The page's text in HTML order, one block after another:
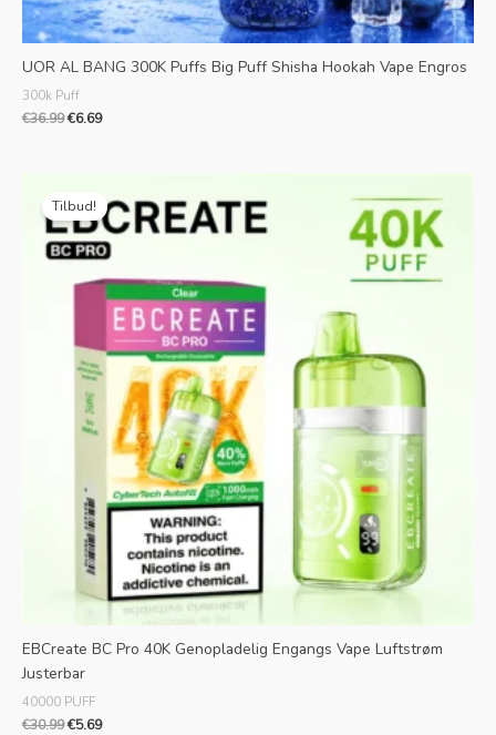
UOR AL BANG 300K Puffs Big Puff Shisha Hookah Vape Engros
300k Puff
€36.99€6.69
Tilbud!
EBCreate BC Pro 40K Genopladelig Engangs Vape Luftstrøm
Justerbar
40000 PUFF
€30.99
pris
var:
€30.99.
€5.69
pris
er:
€5.69.